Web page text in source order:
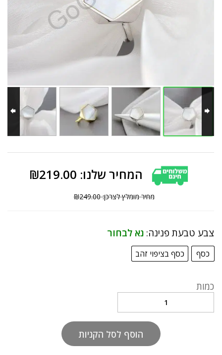
₪219.00
₪249.00
צבע טבעת פנינה: נא לבחור
כסף כסף בציפוי זהב
טבעת
כמות
הוסף לסל הקניות